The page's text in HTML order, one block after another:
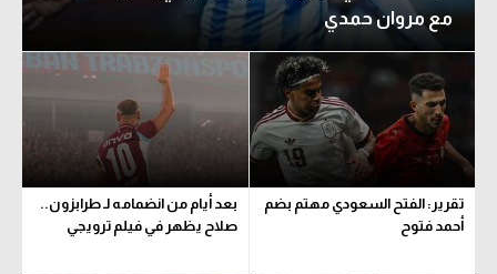
مع مروان حمدي
تقرير: الفتح السعودي مهتم بضم
أحمد فتوح
بعد أيام من انضمامه لـ طرابزون..
صلاح يظهر في فيلم ترويجي